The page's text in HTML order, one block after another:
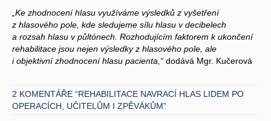
„Ke zhodnocení hlasu využíváme výsledků z vyšetření
z hlasového pole, kde sledujeme sílu hlasu v decibelech
a rozsah hlasu v půltónech. Rozhodujícím faktorem k ukončení
rehabilitace jsou nejen výsledky z hlasového pole, ale
i objektivní zhodnocení hlasu pacienta,“ dodává Mgr. Kučerová
2 KOMENTÁŘE “REHABILITACE NAVRACÍ HLAS LIDEM PO
OPERACÍCH, UČITELŮM I ZPĚVÁKŮM”